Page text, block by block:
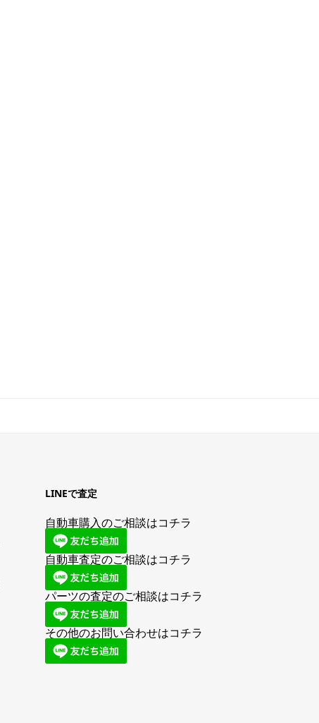
LINEで査定
自動車購入のご相談はコチラ
自動車査定のご相談はコチラ
パーツの査定のご相談はコチラ
その他のお問い合わせはコチラ